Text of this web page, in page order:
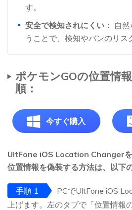
す。
安全で検知されにくい： 自
うことで、検知やバンのリス
ポケモンGOの位置情
順：
今すぐ購入
UltFone iOS Location Changer
位置情報を偽装する方法は、以下
手順 1
PCでUltFone iOS
上げます。左のタブで「位置情報